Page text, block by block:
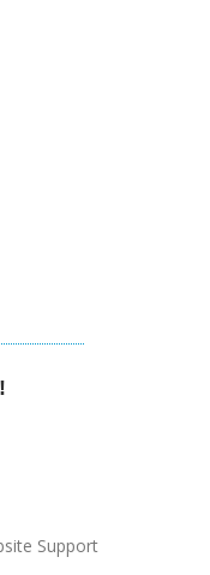
Support